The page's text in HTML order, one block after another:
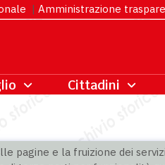
pagine e la fruizione dei
| Amministrazione